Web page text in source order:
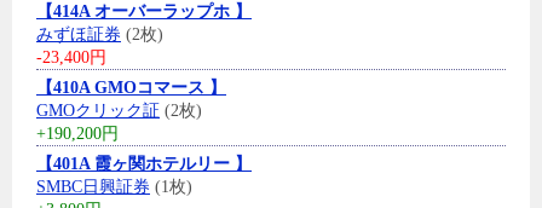
【414A オーバーラップホ 】
みずほ証券 (2枚)
-23,400円
【410A GMOコマース 】
GMOクリック証 (2枚)
+190,200円
【401A 霞ヶ関ホテルリー 】
SMBC日興証券 (1枚)